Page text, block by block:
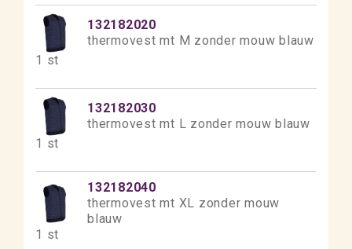
132182020
thermovest mt M zonder mouw blauw
1 st
132182030
thermovest mt L zonder mouw blauw
1 st
132182040
thermovest mt XL zonder mouw
blauw
1 st